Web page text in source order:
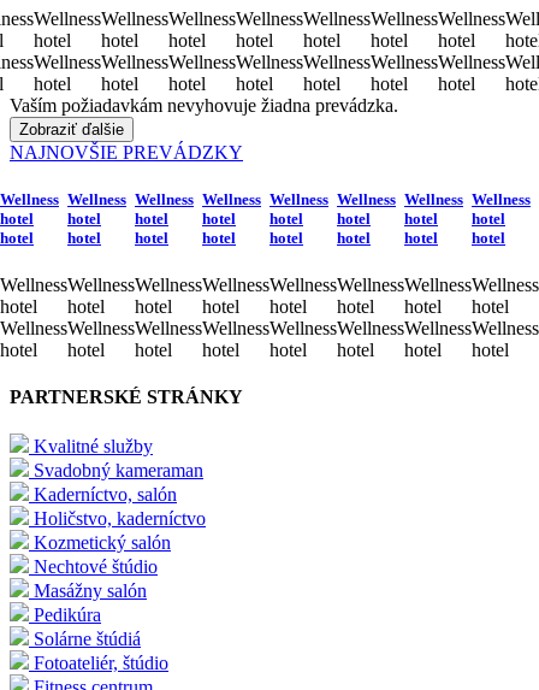
Wellness
hotel
Wellness
hotel
Wellness
hotel
Wellness
hotel
Wellness
hotel
Wellness
hotel
Wellness
hotel
Wellness
hotel
Wellness
hotel
Wellness
hotel
Wellness
hotel
Wellness
hotel
Wellness
hotel
Wellness
hotel
Vaším požiadavkám nevyhovuje žiadna prevádzka.
Zobraziť ďalšie
NAJNOVŠIE PREVÁDZKY
Wellness
hotel
hotel
Wellness
hotel
Wellness
hotel
Wellness
hotel
hotel
Wellness
hotel
Wellness
hotel
Wellness
hotel
hotel
Wellness
hotel
Wellness
hotel
Wellness
hotel
hotel
Wellness
hotel
Wellness
hotel
Wellness
hotel
hotel
Wellness
hotel
Wellness
hotel
Wellness
hotel
hotel
Wellness
hotel
Wellness
hotel
Wellness
hotel
hotel
Wellness
hotel
Wellness
hotel
Wellness
hotel
hotel
Wellness
hotel
Wellness
hotel
PARTNERSKÉ STRÁNKY
Kvalitné služby
Svadobný kameraman
Kaderníctvo, salón
Holičstvo, kaderníctvo
Kozmetický salón
Nechtové štúdio
Masážny salón
Pedikúra
Solárne štúdiá
Fotoateliér, štúdio